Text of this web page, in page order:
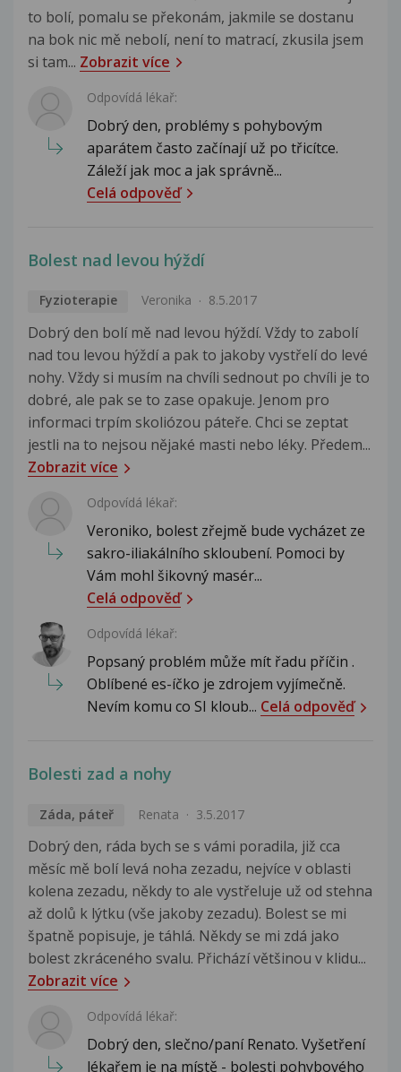
to bolí, pomalu se překonám, jakmile se dostanu
na bok nic mě nebolí, není to matrací, zkusila jsem
si tam... Zobrazit více
Odpovídá lékař:
Dobrý den, problémy s pohybovým
aparátem často začínají už po třicítce.
Záleží jak moc a jak správně...
Celá odpověď
Bolest nad levou hýždí
Fyzioterapie Veronika 8.5.2017
Dobrý den bolí mě nad levou hýždí. Vždy to zabolí
nad tou levou hýždí a pak to jakoby vystřelí do levé
nohy. Vždy si musím na chvíli sednout po chvíli je to
dobré, ale pak se to zase opakuje. Jenom pro
informaci trpím skoliózou páteře. Chci se zeptat
jestli na to nejsou nějaké masti nebo léky. Předem...
Zobrazit více
Odpovídá lékař:
Veroniko, bolest zřejmě bude vycházet ze
sakro-iliakálního skloubení. Pomoci by
Vám mohl šikovný masér...
Celá odpověď
Odpovídá lékař:
Popsaný problém může mít řadu příčin .
Oblíbené es-íčko je zdrojem vyjímečně.
Nevím komu co SI kloub... Celá odpověď
Bolesti zad a nohy
Záda, páteř Renata 3.5.2017
Dobrý den, ráda bych se s vámi poradila, již cca
měsíc mě bolí levá noha zezadu, nejvíce v oblasti
kolena zezadu, někdy to ale vystřeluje už od stehna
až dolů k lýtku (vše jakoby zezadu). Bolest se mi
špatně popisuje, je táhlá. Někdy se mi zdá jako
bolest zkráceného svalu. Přichází většinou v klidu...
Zobrazit více
Odpovídá lékař:
Dobrý den, slečno/paní Renato. Vyšetření
lékařem je na místě - bolesti pohybového